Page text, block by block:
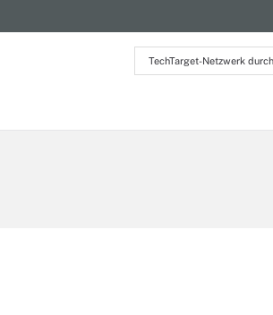
TechTarget-
Netzwerk